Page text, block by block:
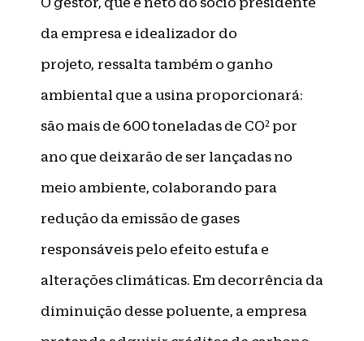
da empresa e idealizador do
projeto, ressalta também o ganho
ambiental que a usina proporcionará:
são mais de 600 toneladas de CO² por
ano que deixarão de ser lançadas no
meio ambiente, colaborando para
redução da emissão de gases
responsáveis pelo efeito estufa e
alterações climáticas. Em decorrência da
diminuição desse poluente, a empresa